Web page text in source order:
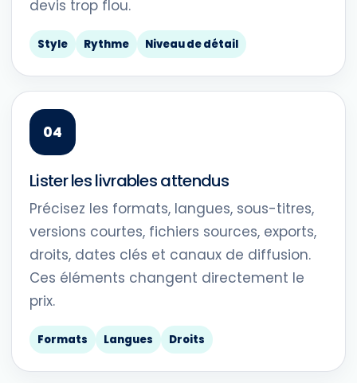
devis trop flou.
Style Rythme Niveau de détail
Lister les livrables attendus
Précisez les formats, langues, sous-titres,
versions courtes, fichiers sources, exports,
droits, dates clés et canaux de diffusion.
Ces éléments changent directement le
prix.
Formats Langues Droits